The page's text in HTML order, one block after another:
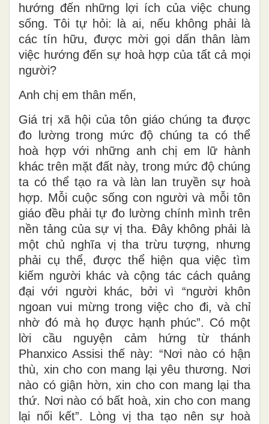
hướng đến những lợi ích của việc chung
sống. Tôi tự hỏi: là ai, nếu không phải là
các tín hữu, được mời gọi dấn thân làm
việc hướng đến sự hoà hợp của tất cả mọi
người?
Anh chị em thân mến,
Giá trị xã hội của tôn giáo chúng ta được
đo lường trong mức độ chúng ta có thể
hoà hợp với những anh chị em lữ hành
khác trên mặt đất này, trong mức độ chúng
ta có thể tạo ra và làn lan truyền sự hoà
hợp. Mỗi cuộc sống con người và mỗi tôn
giáo đều phải tự đo lường chính mình trên
nền tảng của sự vị tha. Đây không phải là
một chủ nghĩa vị tha trừu tượng, nhưng
phải cụ thể, được thể hiện qua việc tìm
kiếm người khác và cộng tác cách quảng
đại với người khác, bởi vì “người khôn
ngoan vui mừng trong việc cho đi, và chỉ
nhờ đó mà họ được hạnh phúc”. Có một
lời cầu nguyện cảm hứng từ thánh
Phanxico Assisi thế này: “Nơi nào có hận
thù, xin cho con mang lại yêu thương. Nơi
nào có giận hờn, xin cho con mang lại tha
thứ. Nơi nào có bất hoà, xin cho con mang
lại nối kết”. Lòng vị tha tạo nên sự hoà